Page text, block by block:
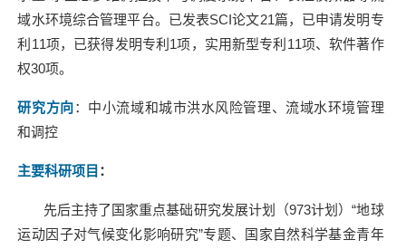
域水环境综合管理平台。已发表SCI论文21篇，已申请发明专
利 11项，已获得发明专利 1项，实用新型专利 11项、软件著作
权30项。
研究方向 ：中小流域和城市洪水风险管理、流域水环境管理
和调控
主要科研项目 ：
先后主持了国家重点基础研究发展计划（973计划）“地球
运动因子对气候变化影响研究”专题、国家自然科学基金青年